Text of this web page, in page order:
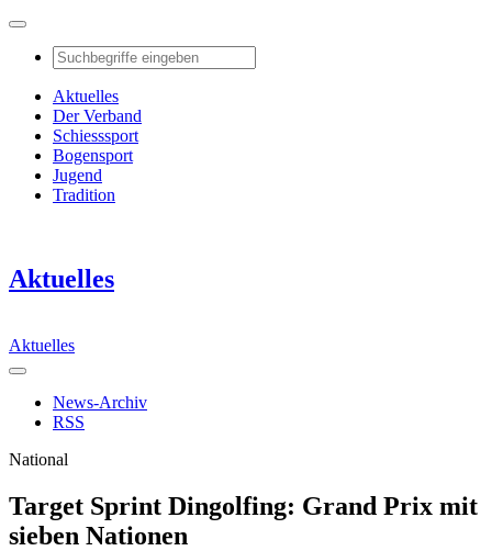
Aktuelles
Der Verband
Schiesssport
Bogensport
Jugend
Tradition
Aktuelles
Aktuelles
News-Archiv
RSS
National
Target Sprint Dingolfing: Grand Prix mit
sieben Nationen